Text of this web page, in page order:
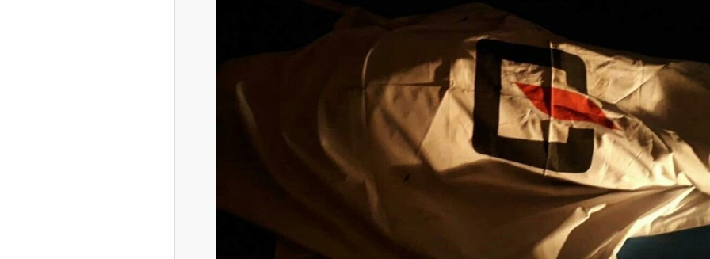
کارنامه مردود محسن پاک‌ نژاد؛ از افت شدید
درآمد ارزی تا بازی با عزل و نصب‌ها
شد/ اولین
سیاسی + جدول
هجوم خودروسازان چینی به اروپا؛ آیا
کارخانه‌های بحران‌زده نجات پیدا می‌کنند؟
واردات خودرو از منطقه آزاد تهران؛ مناظره
داغی که بازار خودرو را تحت تأثیر قرار داد